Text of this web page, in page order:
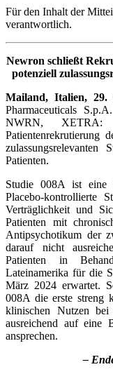
Für den Inhalt der
verantwortlich.
Newron schließt
potenziell
Mailand, Italien,
Pharmaceuticals
NWRN,
Patientenrekrutierung
Patienten.
Studie 008A ist eine
Placebo-kontrollierte
Verträglichkeit und
Patienten mit
Antipsychotikum der
darauf nicht
Patienten in
Lateinamerika für die
März 2024 erwartet.
008A die erste streng
klinischen Nutzen bei
ausreichend auf eine
ansprechen.
–